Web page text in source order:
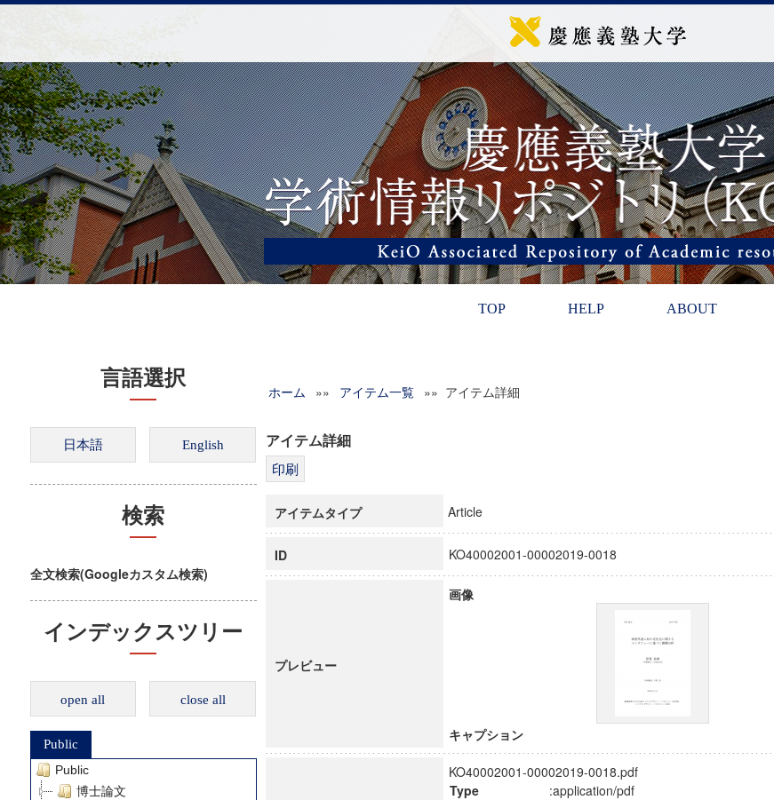
TOP HELP ABOUT
言語選択
検索
全文検索(Googleカスタム検索)
インデックスツリー
open all close all
Public
Public
博士論文
ホーム »» アイテム一覧 »» アイテム詳細
アイテム詳細
アイテムタイプ Article
ID KO40002001-00002019-0018
プレビュー
画像
キャプション
KO40002001-00002019-0018.pdf
Type
:application/pdf